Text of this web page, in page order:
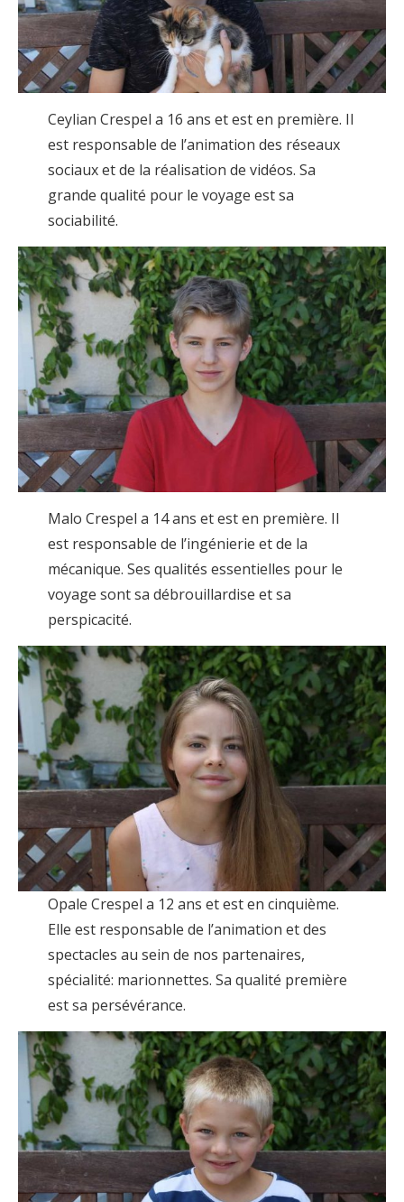
Ceylian Crespel a 16 ans et est en première. Il
est responsable de l’animation des réseaux
sociaux et de la réalisation de vidéos. Sa
grande qualité pour le voyage est sa
sociabilité.
Malo Crespel a 14 ans et est en première. Il
est responsable de l’ingénierie et de la
mécanique. Ses qualités essentielles pour le
voyage sont sa débrouillardise et sa
perspicacité.
Opale Crespel a 12 ans et est en cinquième.
Elle est responsable de l’animation et des
spectacles au sein de nos partenaires,
spécialité: marionnettes. Sa qualité première
est sa persévérance.